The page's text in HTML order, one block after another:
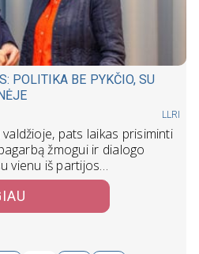
POLITIKA BE PYKČIO, SU
LLRI
pats laikas prisiminti
žmogui ir dialogo
vienu iš partijos…